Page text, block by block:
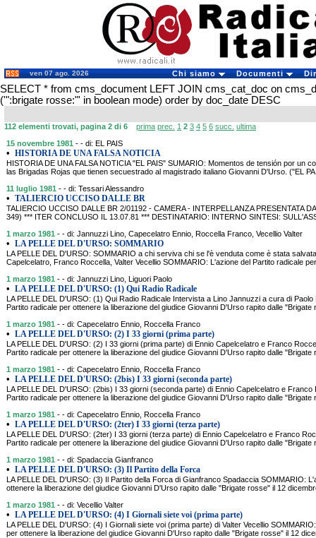
ven 07 ago. 2026 Chi siamo Documenti
SELECT * from cms_document LEFT JOIN cms_cat_doc on
('":brigate rosse:"' in boolean mode) order by doc_date DESC
112 elementi trovati, pagina 2 di 6 prima prec. 1 2 3 4 5 6 succ. ultima
15 novembre 1981 - - di: EL PAIS
• HISTORIA DE UNA FALSA NOTICIA
HISTORIA DE UNA FALSA NOTICIA "EL PAIS" SUMARIO: Momentos de tensión por un
las Brigadas Rojas que tienen secuestrado al magistrado italiano Giovanni D'Urso. ("EL
11 luglio 1981 - - di: Tessari Alessandro
• TALIERCIO UCCISO DALLE BR
TALIERCIO UCCISO DALLE BR 2/01192 - CAMERA - INTERPELLANZA PRESENTATA
349) *** ITER CONCLUSO IL 13.07.81 *** DESTINATARIO: INTERNO SINTESI:
1 marzo 1981 - - di: Jannuzzi Lino, Capecelatro Ennio, Roccella Franco, Vecellio Valter
• LA PELLE DEL D'URSO: SOMMARIO
LA PELLE DEL D'URSO: SOMMARIO a chi serviva chi se l'è venduta come è stata
Capelcelatro, Franco Roccella, Valter Vecellio SOMMARIO: L'azione del Partito radicale
1 marzo 1981 - - di: Jannuzzi Lino, Liguori Paolo
• LA PELLE DEL D'URSO: (1) Qui Radio Radicale
LA PELLE DEL D'URSO: (1) Qui Radio Radicale Intervista a Lino Jannuzzi a cura di
Partito radicale per ottenere la liberazione del giudice Giovanni D'Urso rapito dalle "Brigate
1 marzo 1981 - - di: Capecelatro Ennio, Roccella Franco
• LA PELLE DEL D'URSO: (2) I 33 giorni (prima parte)
LA PELLE DEL D'URSO: (2) I 33 giorni (prima parte) di Ennio Capelcelatro e Franco
Partito radicale per ottenere la liberazione del giudice Giovanni D'Urso rapito dalle "Brigate
1 marzo 1981 - - di: Capecelatro Ennio, Roccella Franco
• LA PELLE DEL D'URSO: (2bis) I 33 giorni (seconda parte)
LA PELLE DEL D'URSO: (2bis) I 33 giorni (seconda parte) di Ennio Capelcelatro e
Partito radicale per ottenere la liberazione del giudice Giovanni D'Urso rapito dalle "Brigate
1 marzo 1981 - - di: Capecelatro Ennio, Roccella Franco
• LA PELLE DEL D'URSO: (2ter) I 33 giorni (terza parte)
LA PELLE DEL D'URSO: (2ter) I 33 giorni (terza parte) di Ennio Capelcelatro e Franco
Partito radicale per ottenere la liberazione del giudice Giovanni D'Urso rapito dalle "Brigate
1 marzo 1981 - - di: Spadaccia Gianfranco
• LA PELLE DEL D'URSO: (3) Il Partito della Forca
LA PELLE DEL D'URSO: (3) Il Partito della Forca di Gianfranco Spadaccia SOMMARIO:
ottenere la liberazione del giudice Giovanni D'Urso rapito dalle "Brigate rosse" il 12
1 marzo 1981 - - di: Vecellio Valter
• LA PELLE DEL D'URSO: (4) I Giornali siete voi (prima parte)
LA PELLE DEL D'URSO: (4) I Giornali siete voi (prima parte) di Valter Vecellio
per ottenere la liberazione del giudice Giovanni D'Urso rapito dalle "Brigate rosse" il 12